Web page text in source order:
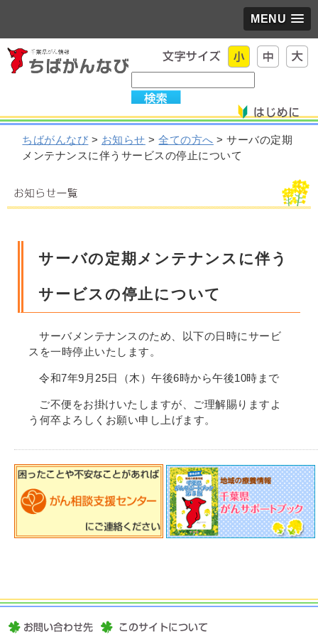
MENU
ちばがんなび > お知らせ >全ての方へ > サーバの定期
メンテナンスに伴うサービスの停止について
サーバの定期メンテナンスに伴う
サービスの停止について
サーバメンテナンスのため、以下の日時にサービ
スを一時停止いたします。
令和7年9月25日（木）午後6時から午後10時まで
ご不便をお掛けいたしますが、ご理解賜りますよ
う何卒よろしくお願い申し上げます。